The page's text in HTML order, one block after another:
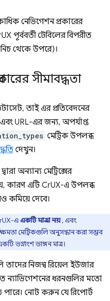
নেভিগেশন প্রকারের
পূর্ববর্তী টেবিলের বিপরীত
থেকে উপরে)।
সীমাবদ্ধতা
তাই এর প্রতিবেদনের
URL-এর জন্য, অপর্যাপ্ত
মেট্রিক উপলব্ধ
দেখুন।
অন্যান্য মেট্রিক্সের
কারণ এটি CrUX-এ উপলব্ধ
কমিয়ে দেবে।
এ একটি মাত্রা নয়, এবং
মেট্রিকগুলি অনুসন্ধান করা সম্ভব
ভগ্নাংশ ভাঙ্গন মাত্র।
নিজস্ব রিয়েল ইউজার
ন্যাভিগেশনের ধরনগুলির মতো
পারে। নোট করুন যে রিপোর্ট